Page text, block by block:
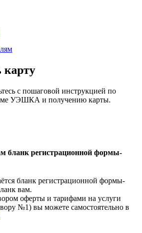
карту
с пошаговой инструкцией по
УЭШКА и получению карты.
бланк регистрационной формы-
бланк регистрационной формы-
вам.
оферты и тарифами на услуги
№1) вы можете самостоятельно в